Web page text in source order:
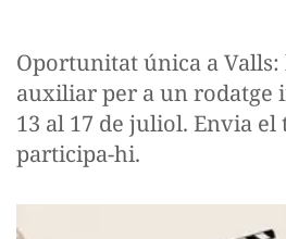
Oportunitat única a
auxiliar per a un rodatge
13 al 17 de juliol. Envia
participa-hi.